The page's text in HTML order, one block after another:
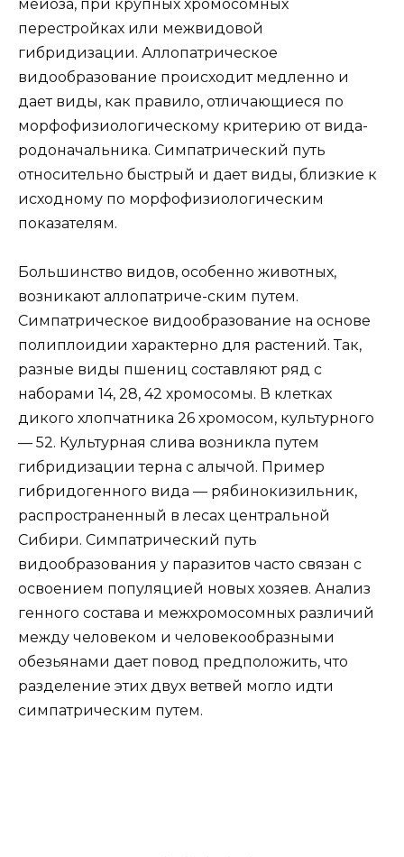
мейоза, при крупных хромосомных
перестройках или межвидовой
гибридизации. Аллопатрическое
видообразование происходит медленно и
дает виды, как правило, отличающиеся по
морфофизиологическому критерию от вида-
родоначальника. Симпатрический путь
относительно быстрый и дает виды, близкие к
исходному по морфофизиологическим
показателям.
Большинство видов, особенно животных,
возникают аллопатриче-ским путем.
Симпатрическое видообразование на основе
полиплоидии характерно для растений. Так,
разные виды пшениц составляют ряд с
наборами 14, 28, 42 хромосомы. В клетках
дикого хлопчатника 26 хромосом, культурного
— 52. Культурная слива возникла путем
гибридизации терна с алычой. Пример
гибридогенного вида — рябинокизильник,
распространенный в лесах центральной
Сибири. Симпатрический путь
видообразования у паразитов часто связан с
освоением популяцией новых хозяев. Анализ
генного состава и межхромосомных различий
между человеком и человекообразными
обезьянами дает повод предположить, что
разделение этих двух ветвей могло идти
симпатрическим путем.